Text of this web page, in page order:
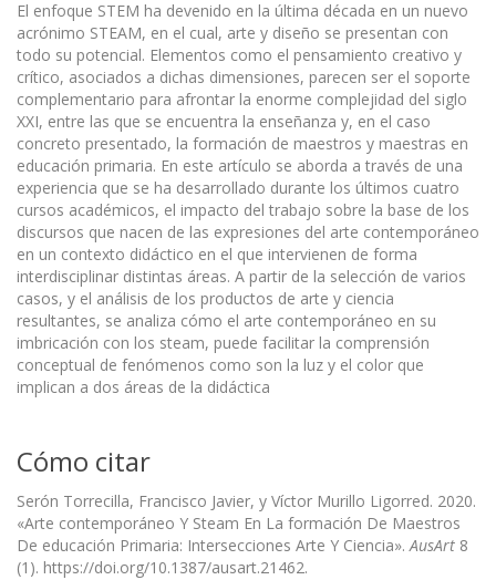
El enfoque STEM ha devenido en la última década en un nuevo
acrónimo STEAM, en el cual, arte y diseño se presentan con
todo su potencial. Elementos como el pensamiento creativo y
crítico, asociados a dichas dimensiones, parecen ser el soporte
complementario para afrontar la enorme complejidad del siglo
XXI, entre las que se encuentra la enseñanza y, en el caso
concreto presentado, la formación de maestros y maestras en
educación primaria. En este artículo se aborda a través de una
experiencia que se ha desarrollado durante los últimos cuatro
cursos académicos, el impacto del trabajo sobre la base de los
discursos que nacen de las expresiones del arte contemporáneo
en un contexto didáctico en el que intervienen de forma
interdisciplinar distintas áreas. A partir de la selección de varios
casos, y el análisis de los productos de arte y ciencia
resultantes, se analiza cómo el arte contemporáneo en su
imbricación con los steam, puede facilitar la comprensión
conceptual de fenómenos como son la luz y el color que
implican a dos áreas de la didáctica
Cómo citar
Serón Torrecilla, Francisco Javier, y Víctor Murillo Ligorred. 2020.
«Arte contemporáneo Y Steam En La formación De Maestros
De educación Primaria: Intersecciones Arte Y Ciencia».AusArt 8
(1). https://doi.org/10.1387/ausart.21462.